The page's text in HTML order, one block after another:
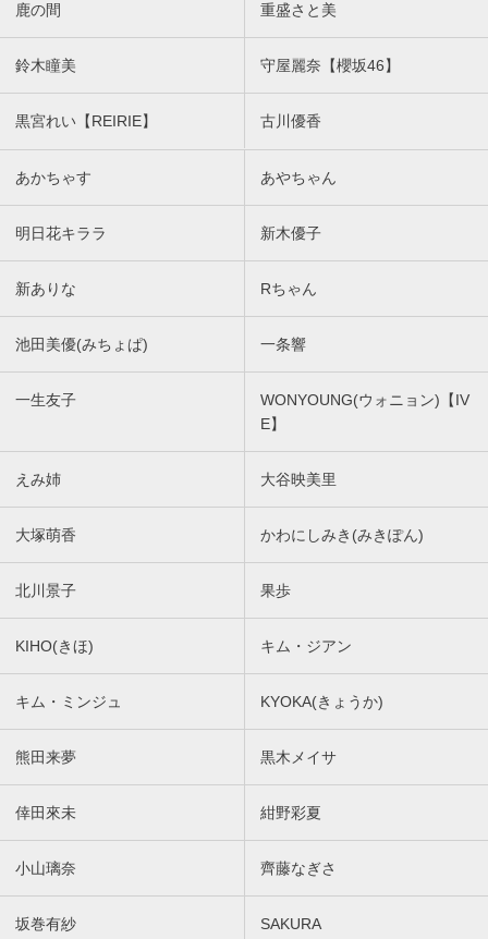
鹿の間 重盛さと美
鈴木瞳美 守屋麗奈【櫻坂46】
黒宮れい【REIRIE】 古川優香
あかちゃす あやちゃん
明日花キララ 新木優子
新ありな Rちゃん
池田美優(みちょぱ) 一条響
一生友子
WONYOUNG(ウォニョン)【IV
E】
えみ姉 大谷映美里
大塚萌香 かわにしみき(みきぽん)
北川景子 果歩
KIHO(きほ) キム・ジアン
キム・ミンジュ KYOKA(きょうか)
熊田来夢 黒木メイサ
倖田來未 紺野彩夏
小山璃奈 齊藤なぎさ
坂巻有紗 SAKURA